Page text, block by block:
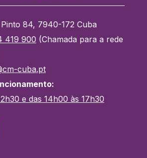
84, 7940-172 Cuba
419 900 (Chamada para a rede
cuba.pt
e das 14h00 às 17h30